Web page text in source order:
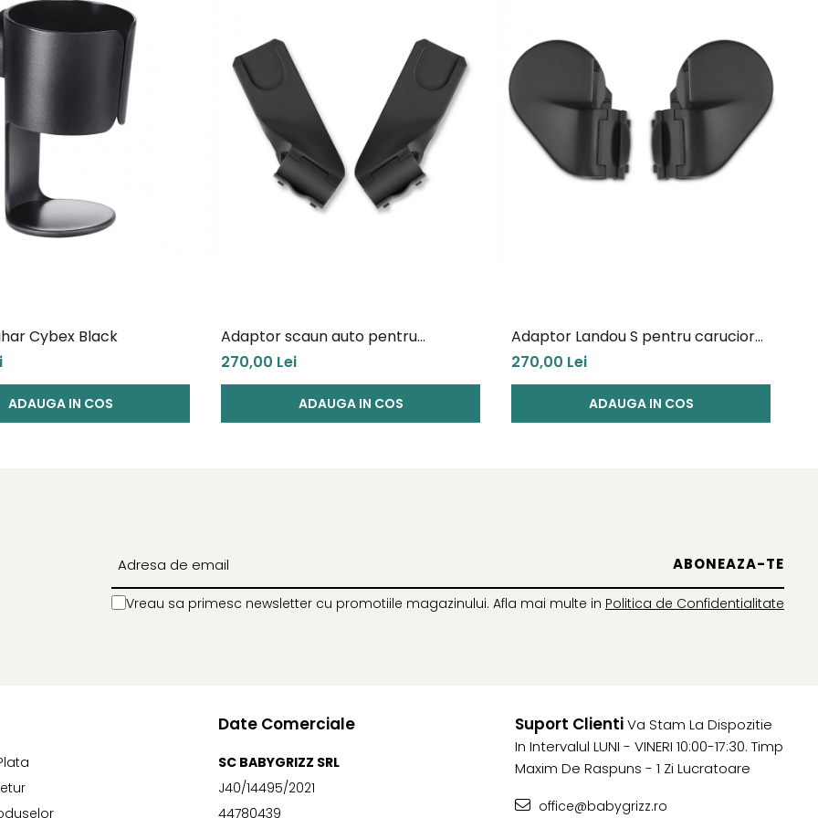
frontal permite introducerea sau scoaterea copilului in doar 2 secunde.
(7 - 15 kg).
Cybex Black
ADAUGA IN COS
Adaptor scaun auto pentru
carucior Cybex Eezy S Line
270,00 Lei
ADAUGA IN COS
Adaptor Landou S pentru carucior
Cybex Eezy S Line
270,00 Lei
ADAUGA IN COS
Vreau sa primesc newsletter cu promotiile magazinului. Afla mai multe in Politica de Confidentialitate
Date Comerciale
SC BABYGRIZZ SRL
J40/14495/2021
44780439
Suport ClientiVa Stam La Dispozitie
In Intervalul LUNI - VINERI 10:00-17:30. Timp
Maxim De Raspuns - 1 Zi Lucratoare
office@babygrizz.ro